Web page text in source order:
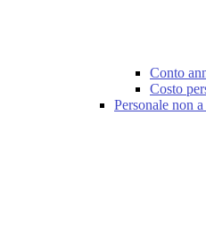
Conto
Costo
Personale non